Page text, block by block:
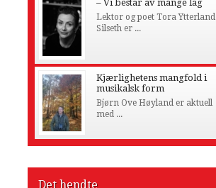
– Vi består av mange lag
Lektor og poet Tora Ytterland
Silseth er ...
Kjærlighetens mangfold i
musikalsk form
Bjørn Ove Høyland er aktuell
med ...
Det hendte